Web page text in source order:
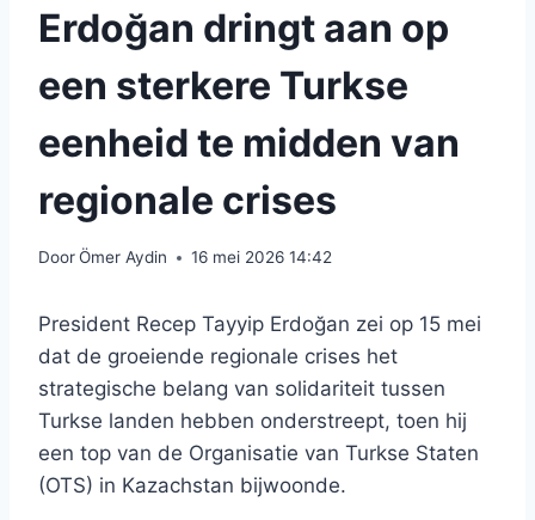
Erdoğan dringt aan op
een sterkere Turkse
eenheid te midden van
regionale crises
DoorÖmer Aydin 16 mei 2026 14:42
President Recep Tayyip Erdoğan zei op 15 mei
dat de groeiende regionale crises het
strategische belang van solidariteit tussen
Turkse landen hebben onderstreept, toen hij
een top van de Organisatie van Turkse Staten
(OTS) in Kazachstan bijwoonde.